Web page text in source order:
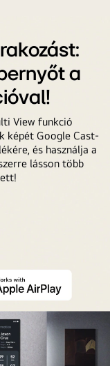
a
View funkció
képét Google Cast-
és használja a
lásson több